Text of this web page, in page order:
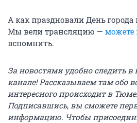
А как праздновали День
Мы вели трансляцию — можете
вспомнить.
За новостями удобно следить
канале! Рассказываем там обо
интересного происходит в
Подписавшись, вы сможете
информацию. Чтобы